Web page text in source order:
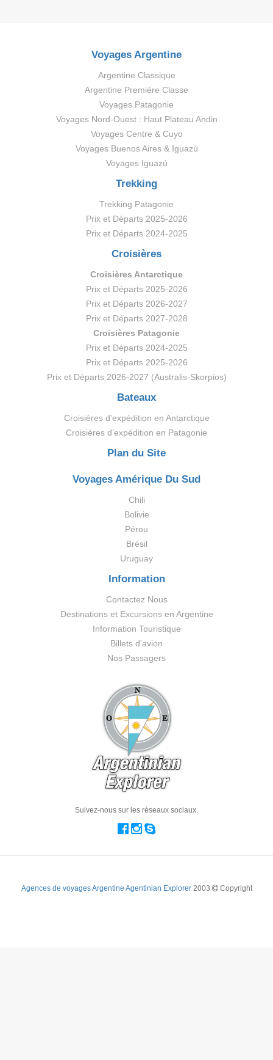
Voyages Argentine
Argentine Classique
Argentine Première Classe
Voyages Patagonie
Voyages Nord-Ouest : Haut Plateau Andin
Voyages Centre & Cuyo
Voyages Buenos Aires & Iguazú
Voyages Iguazú
Trekking
Trekking Patagonie
Prix et Départs 2025-2026
Prix et Départs 2024-2025
Croisières
Croisières Antarctique
Prix et Départs 2025-2026
Prix et Départs 2026-2027
Prix et Départs 2027-2028
Croisières Patagonie
Prix et Départs 2024-2025
Prix et Départs 2025-2026
Prix et Départs 2026-2027 (Australis-Skorpios)
Bateaux
Croisières d'expédition en Antarctique
Croisières d’expédition en Patagonie
Plan du Site
Voyages Amérique Du Sud
Chili
Bolivie
Pérou
Brésil
Uruguay
Information
Contactez Nous
Destinations et Excursions en Argentine
Information Touristique
Billets d'avion
Nos Passagers
Suivez-nous sur les réseaux sociaux.
Agences de voyages Argentine Agentinian Explorer2003 Copyright